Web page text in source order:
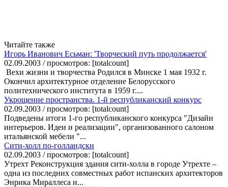
Читайте также
Игорь Иванович Есьман: 'Творческий путь продолжается'
02.09.2003 / просмотров: [totalcount]
Вехи жизни и творчества Родился в Минске 1 мая 1932 г.
Окончил архитектурное отделение Белорусского
политехнического института в 1959 г....
Укрощение пространства. 1-й республиканский конкурс
02.09.2003 / просмотров: [totalcount]
Подведены итоги 1-го республиканского конкурса "Дизайн
интерьеров. Идеи и реализации", организованного салоном
итальянской мебели "...
Сити-холл по-голландски
02.09.2003 / просмотров: [totalcount]
Утрехт Реконструкция здания сити-холла в городе Утрехте –
одна из последних совместных работ испанских архитекторов
Энрика Мираллеса и...